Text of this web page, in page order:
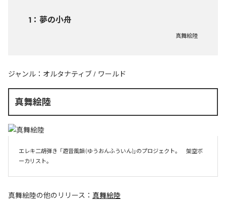
1 ： 夢の小舟
真舞絵陸
ジャンル： オルタナティブ / ワールド
真舞絵陸
エレキ二胡弾き  「遊音風韻 (ゆうおんふういん)」のプロジェクト。　架空ボ
ーカリスト。
真舞絵陸の他のリリース： 真舞絵陸